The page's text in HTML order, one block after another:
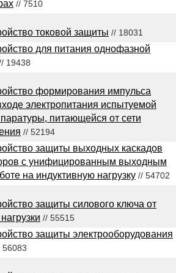
// 7510
токовой защиты // 18031
для питания однофазной
19438
формирования импульса
электропитания испытуемой
питающейся от сети
// 52194
защиты выходных каскадов
с унифицированным выходным
на индуктивную нагрузку // 54702
защиты силового ключа от
// 55515
защиты электрооборудования
56083